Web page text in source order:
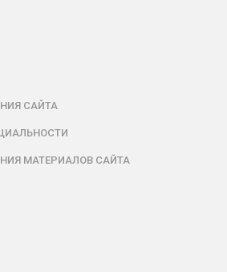
САЙТА
МАТЕРИАЛОВ САЙТА